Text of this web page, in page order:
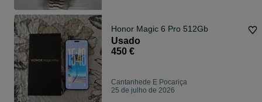
Honor Magic 6 Pro 512Gb
Usado
450 €
Cantanhede E Pocariça
25 de julho de 2026